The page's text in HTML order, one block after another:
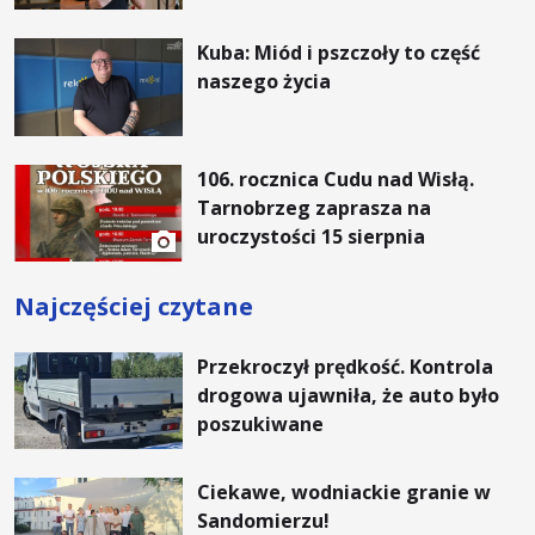
Kuba: Miód i pszczoły to część
naszego życia
106. rocznica Cudu nad Wisłą.
Tarnobrzeg zaprasza na
uroczystości 15 sierpnia
Najczęściej czytane
Przekroczył prędkość. Kontrola
drogowa ujawniła, że auto było
poszukiwane
Ciekawe, wodniackie granie w
Sandomierzu!